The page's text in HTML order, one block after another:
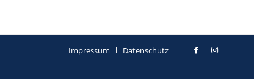
Impressum Datenschutz